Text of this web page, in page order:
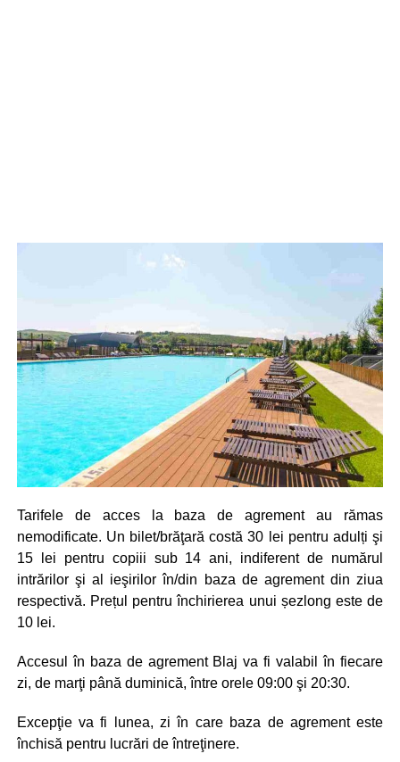
Tarifele de acces la baza de agrement au rămas
nemodificate. Un bilet/brăţară costă 30 lei pentru adulți şi
15 lei pentru copiii sub 14 ani, indiferent de numărul
intrărilor şi al ieşirilor în/din baza de agrement din ziua
respectivă. Prețul pentru închirierea unui șezlong este de
10 lei.
Accesul în baza de agrement Blaj va fi valabil în fiecare
zi, de marţi până duminică, între orele 09:00 şi 20:30.
Excepţie va fi lunea, zi în care baza de agrement este
închisă pentru lucrări de întreţinere.